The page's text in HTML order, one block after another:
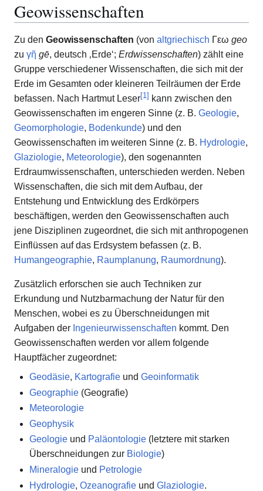
Geowissenschaften
Zu den Geowissenschaften (von altgriechisch Γεω geo
zu γῆ gē, deutsch ‚Erde‘; Erdwissenschaften) zählt eine
Gruppe verschiedener Wissenschaften, die sich mit der
Erde im Gesamten oder kleineren Teilräumen der Erde
befassen. Nach Hartmut Leser[1] kann zwischen den
Geowissenschaften im engeren Sinne (z. B. Geologie,
Geomorphologie, Bodenkunde) und den
Geowissenschaften im weiteren Sinne (z. B. Hydrologie,
Glaziologie, Meteorologie), den sogenannten
Erdraumwissenschaften, unterschieden werden. Neben
Wissenschaften, die sich mit dem Aufbau, der
Entstehung und Entwicklung des Erdkörpers
beschäftigen, werden den Geowissenschaften auch
jene Disziplinen zugeordnet, die sich mit anthropogenen
Einflüssen auf das Erdsystem befassen (z. B.
Humangeographie, Raumplanung, Raumordnung).
Zusätzlich erforschen sie auch Techniken zur
Erkundung und Nutzbarmachung der Natur für den
Menschen, wobei es zu Überschneidungen mit
Aufgaben der Ingenieurwissenschaften kommt. Den
Geowissenschaften werden vor allem folgende
Hauptfächer zugeordnet:
Geodäsie, Kartografieund Geoinformatik
Geographie(Geografie)
Meteorologie
Geophysik
Geologieund Paläontologie(letztere mit starken
Überschneidungen zur Biologie)
Mineralogieund Petrologie
Hydrologie, Ozeanografieund Glaziologie.